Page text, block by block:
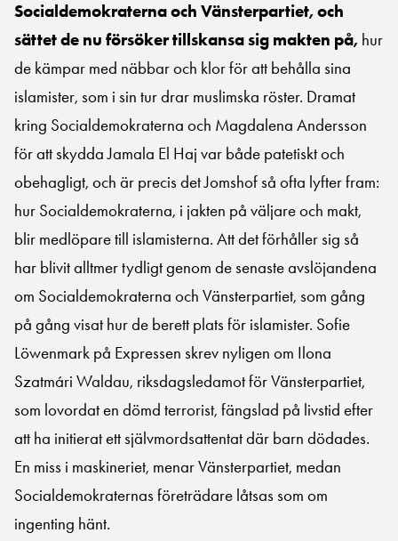
Socialdemokraterna och Vänsterpartiet, och
sättet de nu försöker tillskansa sig makten på, hur
de kämpar med näbbar och klor för att behålla sina
islamister, som i sin tur drar muslimska röster. Dramat
kring Socialdemokraterna och Magdalena Andersson
för att skydda Jamala El Haj var både patetiskt och
obehagligt, och är precis det Jomshof så ofta lyfter fram:
hur Socialdemokraterna, i jakten på väljare och makt,
blir medlöpare till islamisterna. Att det förhåller sig så
har blivit alltmer tydligt genom de senaste avslöjandena
om Socialdemokraterna och Vänsterpartiet, som gång
på gång visat hur de berett plats för islamister. Sofie
Löwenmark på Expressen skrev nyligen om Ilona
Szatmári Waldau, riksdagsledamot för Vänsterpartiet,
som lovordat en dömd terrorist, fängslad på livstid efter
att ha initierat ett självmordsattentat där barn dödades.
En miss i maskineriet, menar Vänsterpartiet, medan
Socialdemokraternas företrädare låtsas som om
ingenting hänt.